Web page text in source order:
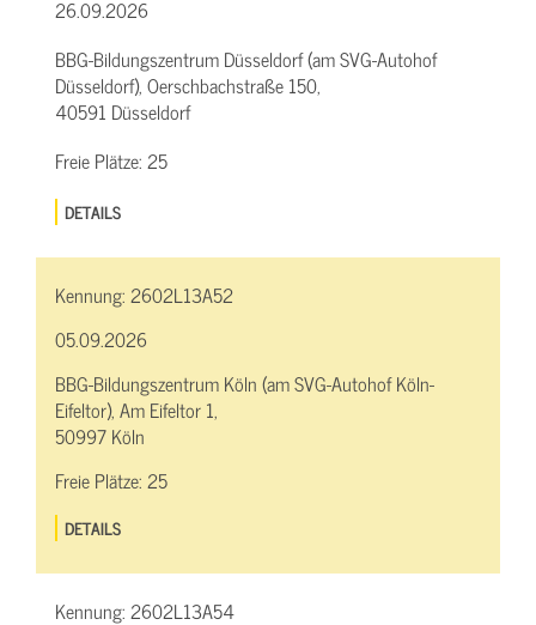
26.09.2026
BBG-Bildungszentrum Düsseldorf (am SVG-Autohof
Düsseldorf), Oerschbachstraße 150,
40591 Düsseldorf
Freie Plätze:25
DETAILS
Kennung:2602L13A52
05.09.2026
BBG-Bildungszentrum Köln (am SVG-Autohof Köln-
Eifeltor), Am Eifeltor 1,
50997 Köln
Freie Plätze:25
DETAILS
Kennung:2602L13A54